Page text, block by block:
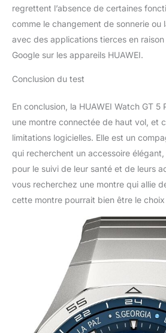
regrettent l’absence de certaines
comme le changement de sonnerie ou
avec des applications tierces en
Google sur les appareils HUAWEI.
Conclusion du test
En conclusion, la HUAWEI Watch GT 5
une montre connectée de haut vol, et
limitations logicielles. Elle est un
qui recherchent un accessoire
pour le suivi de leur santé et de leurs
vous recherchez une montre qui allie
cette montre pourrait bien être le